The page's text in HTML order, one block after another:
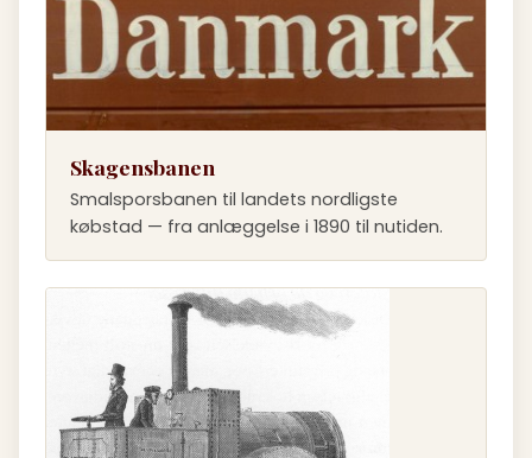
Skagensbanen
Smalsporsbanen til landets nordligste
købstad — fra anlæggelse i 1890 til nutiden.